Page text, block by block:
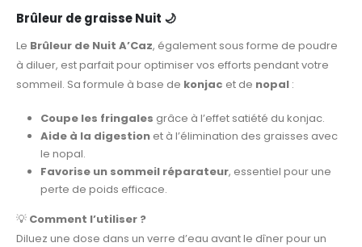
Brûleur de graisse Nuit 🌙
Le Brûleur de Nuit A’Caz, également sous forme de poudre
à diluer, est parfait pour optimiser vos efforts pendant votre
sommeil. Sa formule à base de konjac et de nopal :
Coupe les fringales grâce à l’effet satiété du konjac.
Aide à la digestionet à l’élimination des graisses avec
le nopal.
Favorise un sommeil réparateur, essentiel pour une
perte de poids efficace.
💡 Comment l’utiliser ?
Diluez une dose dans un verre d’eau avant le dîner pour un